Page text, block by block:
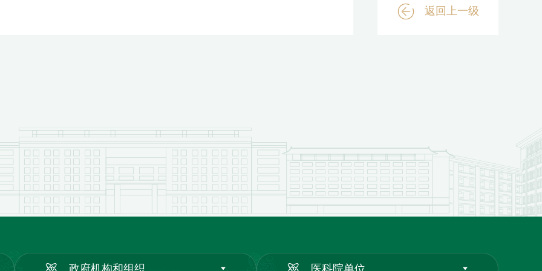
返回上一级